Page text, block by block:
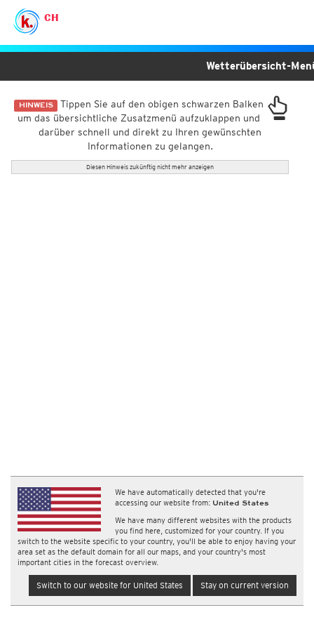
CH
HINWEIS Tippen Sie auf den obigen schwarzen Balken
um das übersichtliche Zusatzmenü aufzuklappen und
darüber schnell und direkt zu Ihren gewünschten
Informationen zu gelangen.
Diesen Hinweis zukünftig nicht mehr anzeigen
We have automatically detected that you're
accessing our website from: United States
We have many different websites with the products
you find here, customized for your country. If you
switch to the website specific to your country, you'll be able to enjoy having your
area set as the default domain for all our maps, and your country's most
important cities in the forecast overview.
Switch to our website for United States Stay on current version
Wetterübersicht-